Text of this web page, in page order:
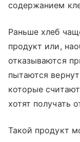
содержанием
Раньше хлеб
продукт или,
отказываются
пытаются
которые
хотят получать
Такой продукт